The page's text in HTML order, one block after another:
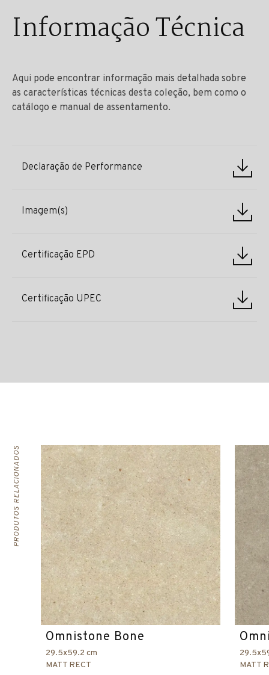
Informação Técnica
Aqui pode encontrar informação mais detalhada sobre
as características técnicas desta coleção, bem como o
catálogo e manual de assentamento.
Declaração de Performance
Imagem(s)
Certificação EPD
Certificação UPEC
PRODUTOS RELACIONADOS
Omnistone Bone
29.5x59.2 cm
MATT RECT
MATT